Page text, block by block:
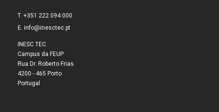
T. +351 222 094 000
E. info@inesctec.pt
INESC TEC
Campus da FEUP
Rua Dr. Roberto Frias
4200 - 465 Porto
Portugal